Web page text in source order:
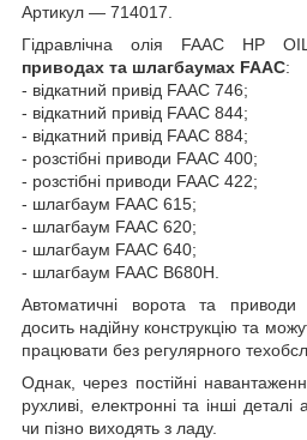
Артикул — 714017.
Гідравлічна олія FAAC HP
приводах та шлагбаумах FAAC:
- відкатний привід FAAC 746;
- відкатний привід FAAC 844;
- відкатний привід FAAC 884;
- розстібні приводи FAAC 400;
- розстібні приводи FAAC 422;
- шлагбаум FAAC 615;
- шлагбаум FAAC 620;
- шлагбаум FAAC 640;
- шлагбаум FAAC B680H.
Автоматичні ворота та приводи
досить надійну конструкцію та
працювати без регулярного
Однак, через постійні
рухливі, електронні та інші
чи пізно виходять з ладу.